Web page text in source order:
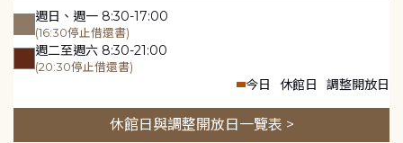
週日、週一 8:30-17:00
(16:30停止借還書)
週二至週六 8:30-21:00
(20:30停止借還書)
今日 休館日 調整開放日
休館日與調整開放日一覽表 >